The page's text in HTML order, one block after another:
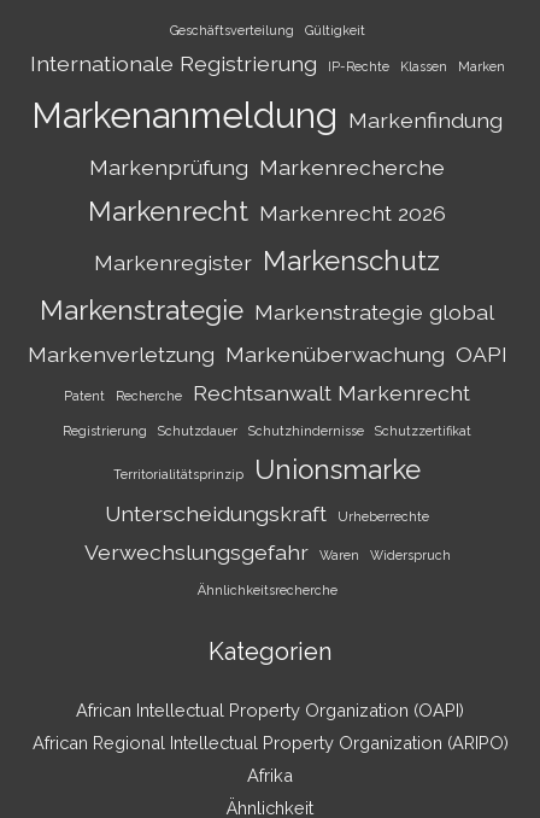
Geschäftsverteilung Gültigkeit
Internationale Registrierung IP-Rechte Klassen Marken
Markenanmeldung Markenfindung
Markenprüfung Markenrecherche
Markenrecht Markenrecht 2026
Markenregister Markenschutz
Markenstrategie Markenstrategie global
Markenverletzung Markenüberwachung OAPI
Patent Recherche Rechtsanwalt Markenrecht
Registrierung Schutzdauer Schutzhindernisse Schutzzertifikat
Territorialitätsprinzip Unionsmarke
Unterscheidungskraft Urheberrechte
Verwechslungsgefahr Waren Widerspruch
Ähnlichkeitsrecherche
Kategorien
African Intellectual Property Organization (OAPI)
African Regional Intellectual Property Organization (ARIPO)
Afrika
Ähnlichkeit